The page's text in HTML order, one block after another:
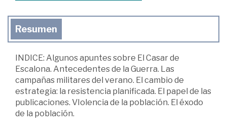
Resumen
INDICE: Algunos apuntes sobre El Casar de
Escalona. Antecedentes de la Guerra. Las
campañas militares del verano. El cambio de
estrategia: la resistencia planificada. El papel de las
publicaciones. VIolencia de la población. El éxodo
de la población.